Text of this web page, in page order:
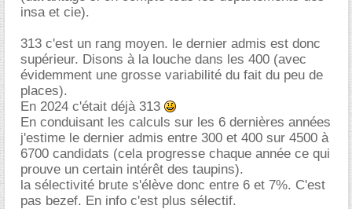
insa et cie).
313 c'est un rang moyen. le dernier admis est donc
supérieur. Disons à la louche dans les 400 (avec
évidemment une grosse variabilité du fait du peu de
places).
En 2024 c'était déjà 313
En conduisant les calculs sur les 6 dernières années
j'estime le dernier admis entre 300 et 400 sur 4500 à
6700 candidats (cela progresse chaque année ce qui
prouve un certain intérêt des taupins).
la sélectivité brute s'élève donc entre 6 et 7%. C'est
pas bezef. En info c'est plus sélectif.